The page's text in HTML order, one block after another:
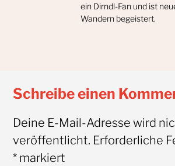
ein Dirndl-Fan und ist
Wandern begeistert.
Schreibe einen
Deine E-Mail-Adresse wird
veröffentlicht. Erforderliche
*markiert